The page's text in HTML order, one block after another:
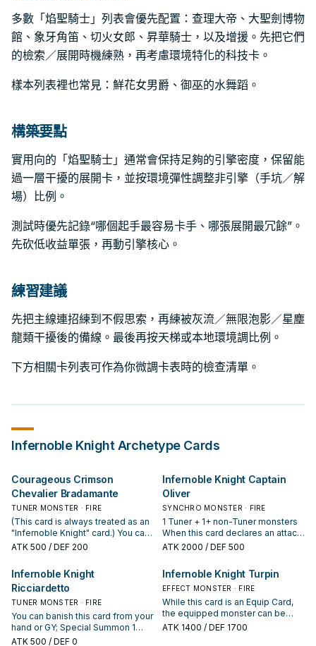
多數「焰聖騎士」列表會優先配置：查理大帝、大聖劍博物
館、象牙角笛、切火女郎、昇華騎士，以及增援。先把它們
的檢索／展開時機練熟，再考慮環境特化的科技卡。
樣本列表裡也常見：鮮花女男爵、御巫的水舞蹈。
構築要點
實用向的「焰聖騎士」通常會保持足夠的引擎密度，保留能
過一層干擾的展開卡，並按環境彈性調整非引擎（手坑／解
場）比例。
測試時優先記錄“哪個起手最容易卡手、哪張展開最冗餘”。
先砍低收益單張，再動引擎核心。
練習建議
先把主線連招練到不假思索，再練被灰流／無限泡影／星塵
龍類干擾後的備線。最後再按天梯或本地環境調比例。
下方相關卡列表可作為你微調卡表時的檢查清單。
Infernoble Knight Archetype Cards
Courageous Crimson
Chevalier Bradamante
TUNER MONSTER · FIRE
(This card is always treated as an
"Infernoble Knight" card.) You can
discard this card, then target 1
it with 1 Equip Spell from your
Deck that can equip to it. When
this card, not equipped with an
Equip Card, is destroyed by battle
with an opponent's monster and
sent to the GY: You can Special
Summon this card, and if you do,
ATK 500 / DEF 200
Infernoble Knight Captain
Oliver
SYNCHRO MONSTER · FIRE
1 Tuner + 1+ non-Tuner monsters
When this card declares an attack
while equipped: You can target 1
it. During your Main Phase, except
the turn this card was sent to the
GY: You can target 1 Warrior
monster you control; Special
Summon this card from your GY as
a Tuner, and if you do, equip that
monster you control to this card
ATK 2000 / DEF 500
Infernoble Knight
Ricciardetto
TUNER MONSTER · FIRE
You can banish this card from your
hand or GY; Special Summon 1
Level 4 or lower FIRE Warrior
ATK 500 / DEF 0
Infernoble Knight Turpin
EFFECT MONSTER · FIRE
While this card is an Equip Card,
the equipped monster can be
treated as a Tuner if used as
ATK 1400 / DEF 1700